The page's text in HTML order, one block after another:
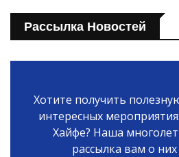
Рассылка Новостей
Хотите получить
интересных
Хайфе? Наша
рассылка вам о